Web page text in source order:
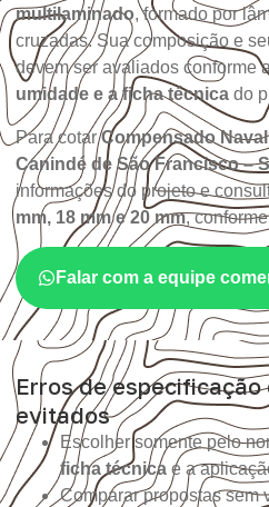
multilaminado, formado por
cruzadas. Sua composição e
devem ser avaliados conforme a
umidade e a ficha técnica do
Para cotarCompensado
Canindé de São Francisco –
informações do projeto e
mm, 18 mm e 20 mm,
Falar com a equipe
Erros de especificação
evitados
Escolher somente pelo
ficha técnica e a
Comparar propostas sem